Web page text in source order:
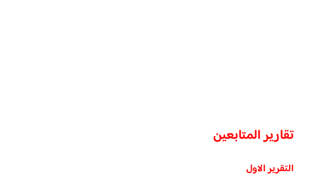
تقارير المتابعين
التقرير الاول